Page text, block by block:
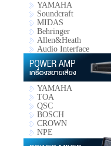
YAMAHA
Soundcraft
MIDAS
Behringer
Allen&Heath
Audio Interface
YAMAHA
TOA
QSC
BOSCH
CROWN
NPE